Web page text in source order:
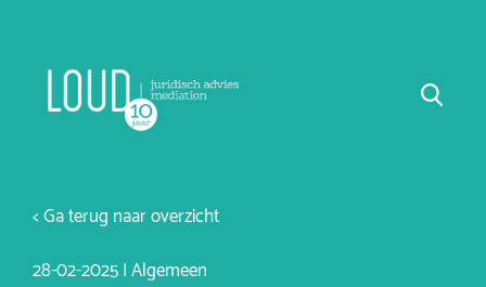
< Ga terug naar overzicht
28-02-2025 | Algemeen